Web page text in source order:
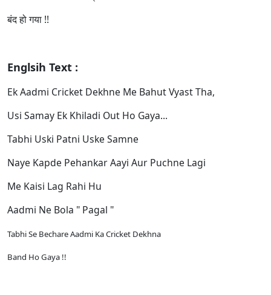
बंद हो गया !!
Englsih Text :
Ek Aadmi Cricket Dekhne Me Bahut Vyast Tha,
Usi Samay Ek Khiladi Out Ho Gaya...
Tabhi Uski Patni Uske Samne
Naye Kapde Pehankar Aayi Aur Puchne Lagi
Me Kaisi Lag Rahi Hu
Aadmi Ne Bola " Pagal "
Tabhi Se Bechare Aadmi Ka Cricket Dekhna
Band Ho Gaya !!